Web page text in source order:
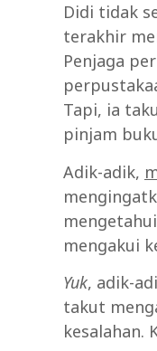
Didi tidak
terakhir
Penjaga
Tapi, ia
pinjam
Adik-adik,
mengakui
Yuk, adik-
takut
kesalahan.